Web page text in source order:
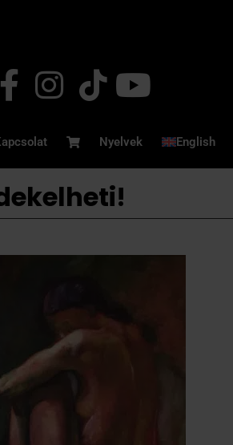
Nyelvek English